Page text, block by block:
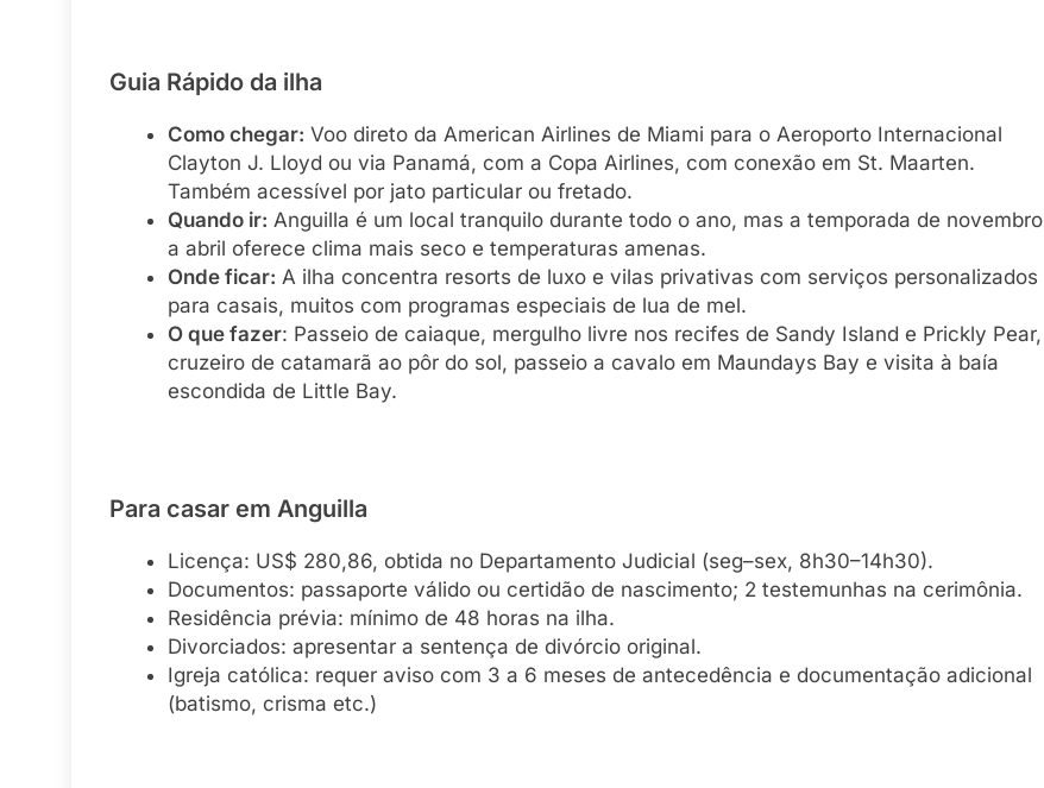
Guia Rápido da ilha
Como chegar: Voo direto da American Airlines de Miami para o Aeroporto Internacional
Clayton J. Lloyd ou via Panamá, com a Copa Airlines, com conexão em St. Maarten.
Também acessível por jato particular ou fretado.
Quando ir: Anguilla é um local tranquilo durante todo o ano, mas a temporada de novembro
a abril oferece clima mais seco e temperaturas amenas.
Onde ficar: A ilha concentra resorts de luxo e vilas privativas com serviços personalizados
para casais, muitos com programas especiais de lua de mel.
O que fazer: Passeio de caiaque, mergulho livre nos recifes de Sandy Island e Prickly Pear,
cruzeiro de catamarã ao pôr do sol, passeio a cavalo em Maundays Bay e visita à baía
escondida de Little Bay.
Para casar em Anguilla
Licença: US$ 280,86, obtida no Departamento Judicial (seg–sex, 8h30–14h30).
Documentos: passaporte válido ou certidão de nascimento; 2 testemunhas na cerimônia.
Residência prévia: mínimo de 48 horas na ilha.
Divorciados: apresentar a sentença de divórcio original.
Igreja católica: requer aviso com 3 a 6 meses de antecedência e documentação adicional
(batismo, crisma etc.)